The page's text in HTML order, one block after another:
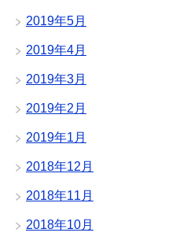
2019年5月
2019年4月
2019年3月
2019年2月
2019年1月
2018年12月
2018年11月
2018年10月